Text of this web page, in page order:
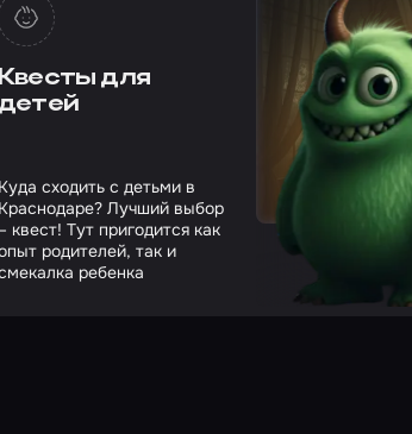
Квесты для
детей
Куда сходить с детьми в
Краснодаре? Лучший выбор
– квест! Тут пригодится как
родителей, так и
ребенка